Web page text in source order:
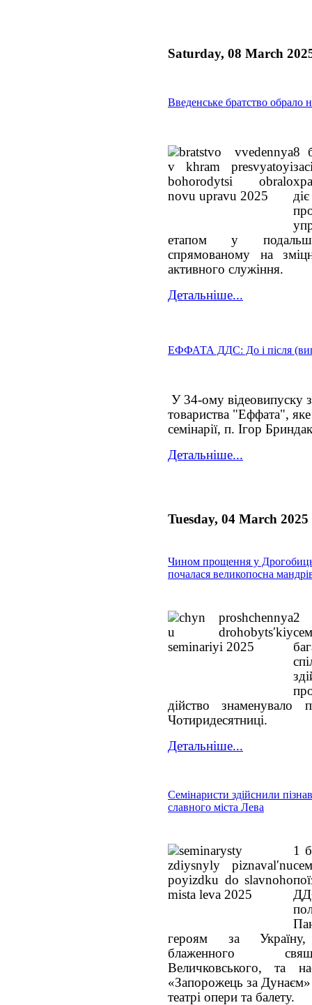
Saturday, 08 March
Введенське братство обрало
8
етапом у
спрямованому на
активного служіння.
Детальніше...
ЕФФАТА ДДС: До і після
У 34-ому відеовипуску
товариства "Еффата",
семінарії, п. Ігор
Детальніше...
Tuesday, 04 March 2025
Чином прощення у
почалася великопосна
2
дійство знаменувало
Чотиридесятниці.
Детальніше...
Семінаристи здійснили
славного міста Лева
1
героям за Україну,
блаженного
Величковського, та
«Запорожець за
театрі опери та балету.